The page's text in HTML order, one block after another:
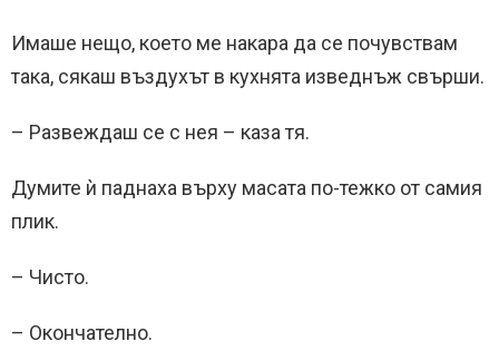
Имаше нещо, което ме накара да се почувствам
така, сякаш въздухът в кухнята изведнъж свърши.
– Развеждаш се с нея – каза тя.
Думите ѝ паднаха върху масата по-тежко от самия
плик.
– Чисто.
– Окончателно.